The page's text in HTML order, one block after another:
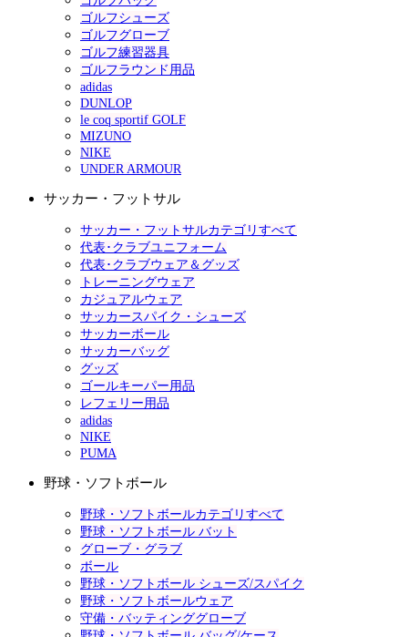
ゴルフシューズ
ゴルフグローブ
ゴルフ練習器具
ゴルフラウンド用品
adidas
DUNLOP
le coq sportif GOLF
MIZUNO
NIKE
UNDER ARMOUR
サッカー・フットサル
サッカー・フットサルカテゴリすべて
代表･クラブユニフォーム
代表･クラブウェア＆グッズ
トレーニングウェア
カジュアルウェア
サッカースパイク・シューズ
サッカーボール
サッカーバッグ
グッズ
ゴールキーパー用品
レフェリー用品
adidas
NIKE
PUMA
野球・ソフトボール
野球・ソフトボールカテゴリすべて
野球・ソフトボール バット
グローブ・グラブ
ボール
野球・ソフトボール シューズ/スパイク
野球・ソフトボールウェア
守備・バッティンググローブ